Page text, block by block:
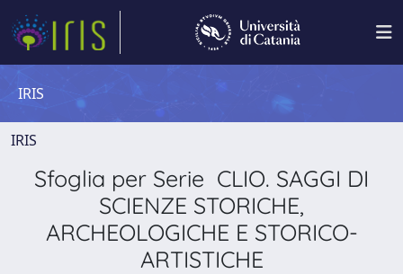
IRIS
IRIS
Sfoglia per Serie CLIO. SAGGI DI
SCIENZE STORICHE,
ARCHEOLOGICHE E STORICO-
ARTISTICHE